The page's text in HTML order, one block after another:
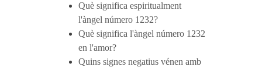
Què significa espiritualment
l'àngel número 1232?
Què significa l'àngel número 1232
en l'amor?
Quins signes negatius vénen amb